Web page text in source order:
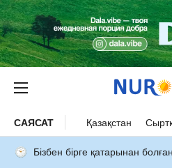
САЯСАТ Қазақстан
Бізбен бірге қатарынан